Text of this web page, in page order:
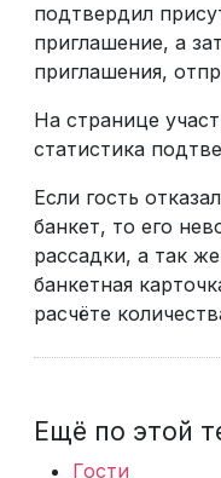
подтвердил
приглашение, а
приглашения,
На странице
статистика
Если гость
банкет, то его
рассадки, а так
банкетная
расчёте
Ещё по этой
Гости